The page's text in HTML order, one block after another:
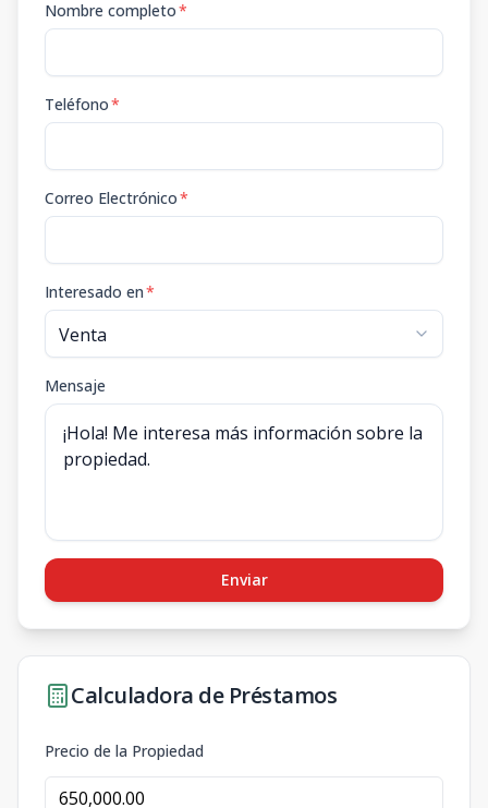
Nombre completo*
Teléfono*
Correo Electrónico*
Interesado en*
Mensaje
Enviar
Calculadora de Préstamos
Precio de la Propiedad